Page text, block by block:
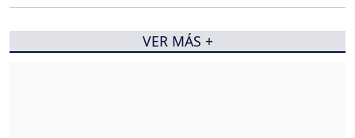
VER MÁS +